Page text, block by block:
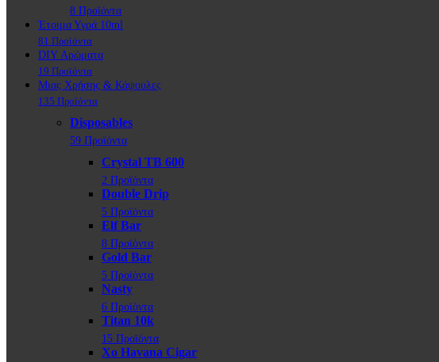
8 Προϊόντα
Έτοιμα Υγρά 10ml
81 Προϊόντα
DIY Αρώματα
19 Προϊόντα
Μιας Χρήσης & Κάψουλες
135 Προϊόντα
Disposables
59 Προϊόντα
Crystal TB 600
2 Προϊόντα
Double Drip
5 Προϊόντα
Elf Bar
8 Προϊόντα
Gold Bar
5 Προϊόντα
Nasty
6 Προϊόντα
Titan 10k
15 Προϊόντα
Xo Havana Cigar